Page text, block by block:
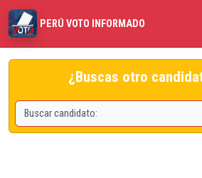
PERÚ VOTO INFORMADO
¿Buscas otro